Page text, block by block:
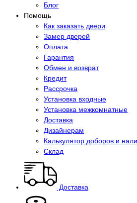
Блог
Помощь
Как заказать двери
Замер дверей
Оплата
Гарантия
Обмен и возврат
Кредит
Рассрочка
Установка входные
Установка межкомнатные
Доставка
Дизайнерам
Калькулятор доборов и
Склад
Доставка